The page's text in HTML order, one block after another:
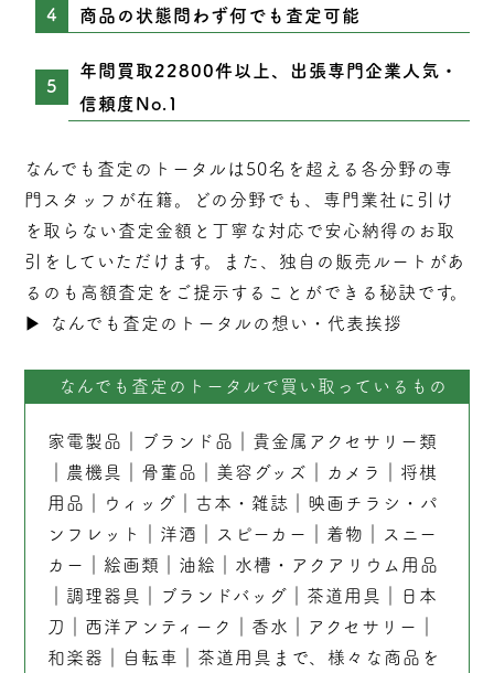
商品の状態問わず何でも査定可能
年間買取22800件以上、出張専門企業人気・
信頼度No.1
なんでも査定のトータルは50名を超える各分野の専
門スタッフが在籍。どの分野でも、専門業社に引け
を取らない査定 金額と丁寧な対応で安心納得のお取
引をしていただけます。また、独自の販売ルートがあ
るのも高額査定をご提示することができる秘訣です。
▶︎
なんでも査定のトータルの想い・代表挨拶
なんでも査定のトータルで買い取っているもの
家電製品 ブランド品
貴金属アクセサリー類
農機具 骨董品 美容グッズ カメラ
将棋
用品
ウィッグ 古本 ・ 雑誌
映画チラシ・パ
ンフレット
洋酒 スピーカー 着物
スニー
カー
絵画類 油絵
水槽・アクアリウム用品
調理器具 ブランドバッグ ｜茶道用具｜
日本
刀
西洋アンティーク 香水 アクセサリー
和楽器
自転車 茶道用具 まで、様々な商品を